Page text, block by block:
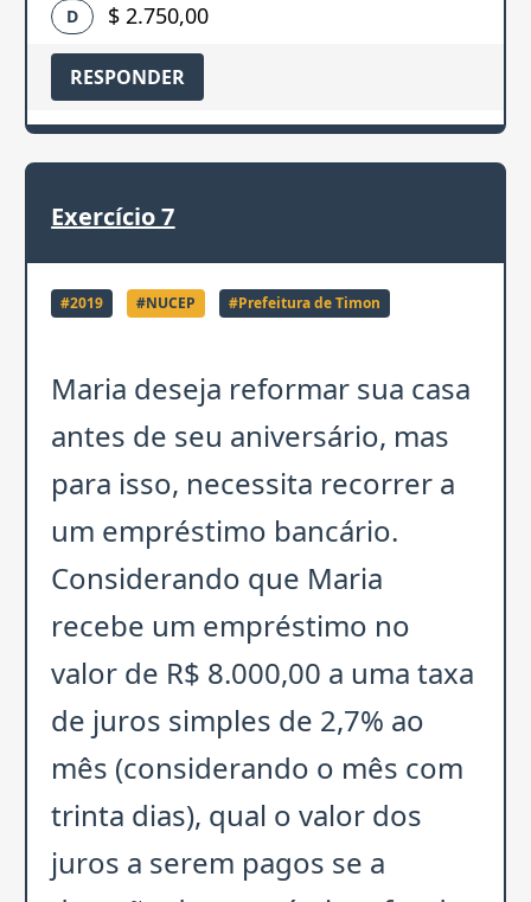
D $ 2.750,00
RESPONDER
Exercício7
#2019 #NUCEP #Prefeitura de Timon
Maria deseja reformar sua casa
antes de seu aniversário, mas
para isso, necessita recorrer a
um empréstimo bancário.
Considerando que Maria
recebe um empréstimo no
valor de R$ 8.000,00 a uma taxa
de juros simples de 2,7% ao
mês (considerando o mês com
trinta dias), qual o valor dos
juros a serem pagos se a